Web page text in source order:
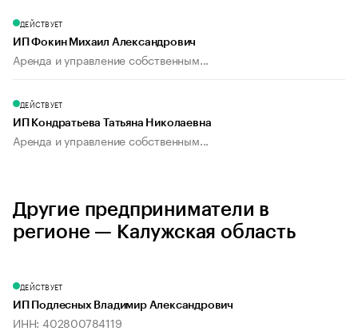
ДЕЙСТВУЕТ
ИП Фокин Михаил Александрович
Аренда и управление собственным...
ДЕЙСТВУЕТ
ИП Кондратьева Татьяна Николаевна
Аренда и управление собственным...
Другие предприниматели в
регионе — Калужская область
ДЕЙСТВУЕТ
ИП Подлесных Владимир Александрович
ИНН: 402800784119